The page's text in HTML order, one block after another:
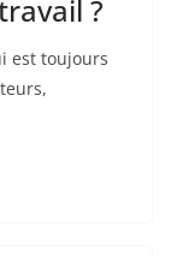
?
est toujours